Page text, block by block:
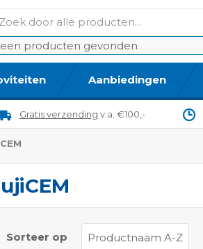
producten gevonden
Aanbiedingen
Gratis verzending v.a. €100,-
Sorteer op